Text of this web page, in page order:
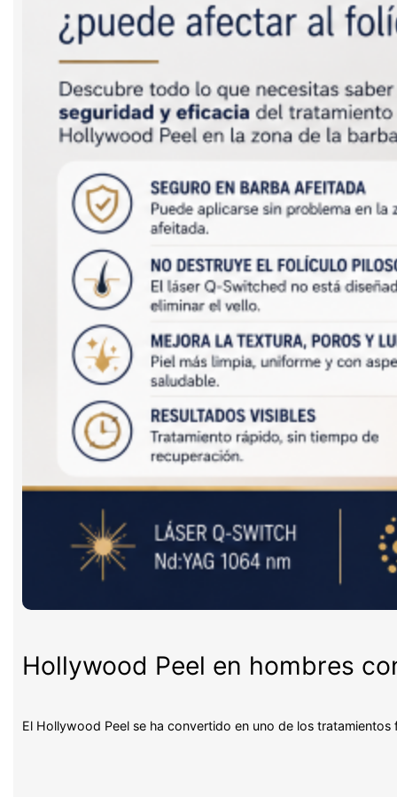
Hollywood Peel en hombres
El Hollywood Peel se ha convertido en uno de los tratamientos